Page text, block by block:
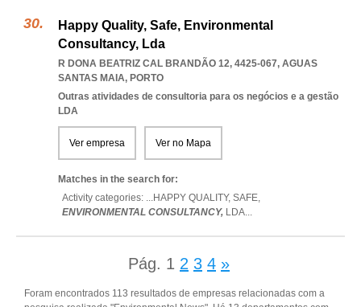
Happy Quality, Safe, Environmental
Consultancy, Lda
R DONA BEATRIZ CAL BRANDÃO 12, 4425-067, AGUAS
SANTAS MAIA, PORTO
Outras atividades de consultoria para os negócios e a gestão
LDA
Ver empresa Ver no Mapa
Matches in the search for:
Activity categories: ...HAPPY QUALITY, SAFE,
ENVIRONMENTAL CONSULTANCY, LDA...
Pág. 1 2 3 4 »
Foram encontrados 113 resultados de empresas relacionadas com a